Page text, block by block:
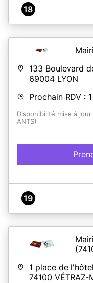
18
133 Boulevard
69004 LYON
Prochain RDV :
Disponibilité mise à
ANTS)
19
1 place de
74100 VÉTRAZ-